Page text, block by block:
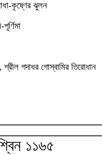
কৃষ্ণের ঝুলন
গদাধর গোস্বামির তিরোধান
১১৬৫